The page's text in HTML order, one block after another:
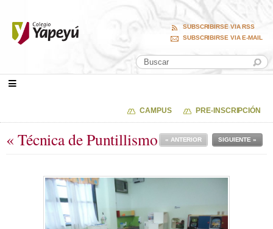
SUBSCRIBIRSE VIA RSS
SUBSCRIBIRSE VIA E-MAIL
CAMPUS PRE-INSCRIPCIÓN
« Técnica de Puntillismo SIGUIENTE »
« ANTERIOR